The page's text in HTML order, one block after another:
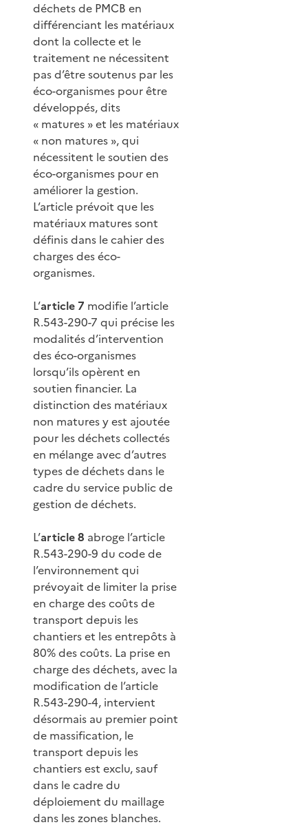
déchets de PMCB en
différenciant les matériaux
dont la collecte et le
traitement ne nécessitent
pas d’être soutenus par les
éco-organismes pour être
développés, dits
« matures » et les matériaux
« non matures », qui
nécessitent le soutien des
éco-organismes pour en
améliorer la gestion.
L’article prévoit que les
matériaux matures sont
définis dans le cahier des
charges des éco-
organismes.
L’article 7 modifie l’article
R.543-290-7 qui précise les
modalités d’intervention
des éco-organismes
lorsqu’ils opèrent en
soutien financier. La
distinction des matériaux
non matures y est ajoutée
pour les déchets collectés
en mélange avec d’autres
types de déchets dans le
cadre du service public de
gestion de déchets.
L’article 8 abroge l’article
R.543-290-9 du code de
l’environnement qui
prévoyait de limiter la prise
en charge des coûts de
transport depuis les
chantiers et les entrepôts à
80% des coûts. La prise en
charge des déchets, avec la
modification de l’article
R.543-290-4, intervient
désormais au premier point
de massification, le
transport depuis les
chantiers est exclu, sauf
dans le cadre du
déploiement du maillage
dans les zones blanches.